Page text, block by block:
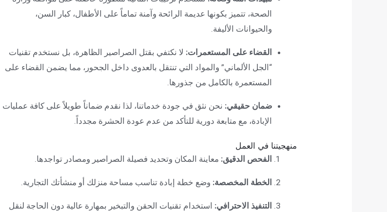
الصحة، تتميز بكونها عديمة الرائحة وآمنة تماماً على الأطفال، كبار السن،
والحيوانات الأليفة.
القضاء على المستعمرات: لا نكتفي بقتل الصراصير الظاهرة، بل نستخدم تقنيات
“الجل الألماني” والمواد التي تنتقل بالعدوى داخل الجحور، مما يضمن القضاء على
المستعمرة بالكامل من جذورها.
ضمان حقيقي: نحن نثق في جودة خدماتنا، لذا نقدم ضماناً طويلاً على كافة عمليات
الإبادة، مع متابعة دورية للتأكد من عدم عودة الحشرة مجدداً.
منهجيتنا في العمل
الفحص الدقيق: معاينة المكان وتحديد فصيلة الصراصير ومصادر تواجدها.
الخطة المخصصة: وضع خطة إبادة تناسب مساحة منزلك أو منشأتك التجارية.
التنفيذ الاحترافي: استخدام تقنيات الحقن والتبخير بمهارة عالية دون الحاجة لنقل